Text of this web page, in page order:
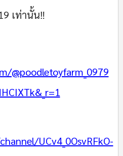
เท่านั้น‼️
@poodletoyfarm_0979
UCv4_0OsvRFkO-